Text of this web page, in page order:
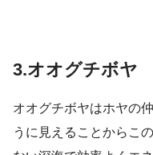
3.オオグチボヤ
オオグチボヤはホヤの
うに見えることからこ